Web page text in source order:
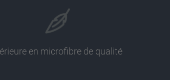
en microfibre de qualité